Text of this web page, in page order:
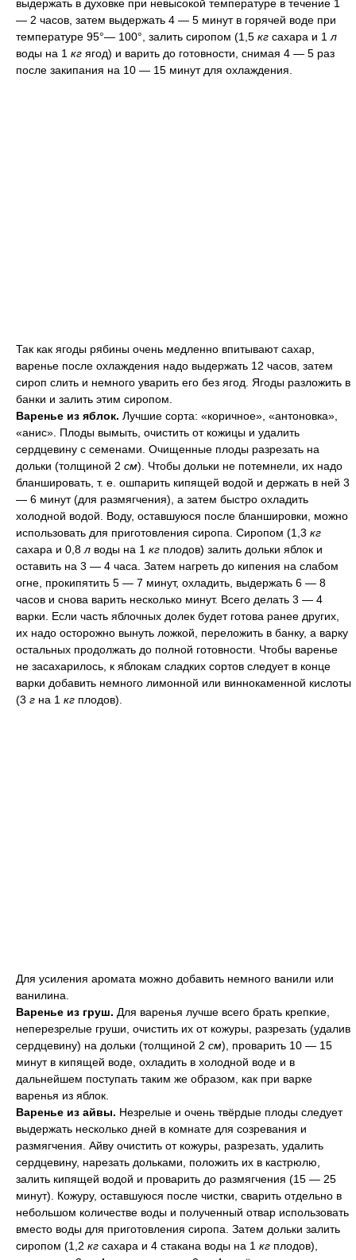
выдержать в духовке при невысокой температуре в течение 1
— 2 часов, затем выдержать 4 — 5 минут в горячей воде при
температуре 95°— 100°, залить сиропом (1,5 кг сахара и 1 л
воды на 1 кг ягод) и варить до готовности, снимая 4 — 5 раз
после закипания на 10 — 15 минут для охлаждения.
Так как ягоды рябины очень медленно впитывают сахар,
варенье после охлаждения надо выдержать 12 часов, затем
сироп слить и немного уварить его без ягод. Ягоды разложить в
банки и залить этим сиропом.
Варенье из яблок. Лучшие сорта: «коричное», «антоновка»,
«анис». Плоды вымыть, очистить от кожицы и удалить
сердцевину с семенами. Очищенные плоды разрезать на
дольки (толщиной 2 см). Чтобы дольки не потемнели, их надо
бланшировать, т. е. ошпарить кипящей водой и держать в ней 3
— 6 минут (для размягчения), а затем быстро охладить
холодной водой. Воду, оставшуюся после бланшировки, можно
использовать для приготовления сиропа. Сиропом (1,3 кг
сахара и 0,8 л воды на 1 кг плодов) залить дольки яблок и
оставить на 3 — 4 часа. Затем нагреть до кипения на слабом
огне, прокипятить 5 — 7 минут, охладить, выдержать 6 — 8
часов и снова варить несколько минут. Всего делать 3 — 4
варки. Если часть яблочных долек будет готова ранее других,
их надо осторожно вынуть ложкой, переложить в банку, а варку
остальных продолжать до полной готовности. Чтобы варенье
не засахарилось, к яблокам сладких сортов следует в конце
варки добавить немного лимонной или виннокаменной кислоты
(3 г на 1 кг плодов).
Для усиления аромата можно добавить немного ванили или
ванилина.
Варенье из груш. Для варенья лучше всего брать крепкие,
неперезрелые груши, очистить их от кожуры, разрезать (удалив
сердцевину) на дольки (толщиной 2 см), проварить 10 — 15
минут в кипящей воде, охладить в холодной воде и в
дальнейшем поступать таким же образом, как при варке
варенья из яблок.
Варенье из айвы. Незрелые и очень твёрдые плоды следует
выдержать несколько дней в комнате для созревания и
размягчения. Айву очистить от кожуры, разрезать, удалить
сердцевину, нарезать дольками, положить их в кастрюлю,
залить кипящей водой и проварить до размягчения (15 — 25
минут). Кожуру, оставшуюся после чистки, сварить отдельно в
небольшом количестве воды и полученный отвар использовать
вместо воды для приготовления сиропа. Затем дольки залить
сиропом (1,2 кг сахара и 4 стакана воды на 1 кг плодов),